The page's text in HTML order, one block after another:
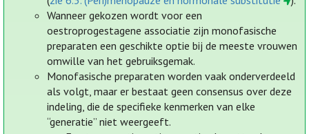
Wanneer gekozen wordt voor een
oestroprogestagene associatie zijn monofasische
preparaten een geschikte optie bij de meeste vrouwen
omwille van het gebruiksgemak.
Monofasische preparaten worden vaak onderverdeeld
als volgt, maar er bestaat geen consensus over deze
indeling, die de specifieke kenmerken van elke
“generatie” niet weergeeft.